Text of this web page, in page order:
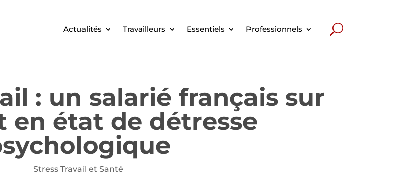
Actualités Travailleurs Essentiels Professionnels
: un salarié français sur
en état de détresse
Stress Travail et Santé